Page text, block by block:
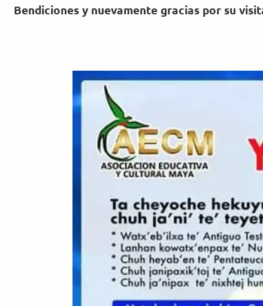
Bendiciones y nuevamente gracias por su